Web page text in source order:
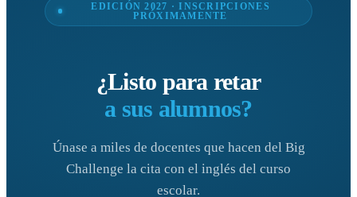
EDICIÓN 2027 · INSCRIPCIONES
PRÓXIMAMENTE
¿Listo para retar
a sus alumnos?
Únase a miles de docentes que hacen del Big
Challenge la cita con el inglés del curso
escolar.